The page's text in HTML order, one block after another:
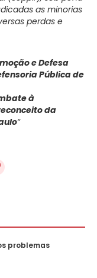
as minorias
perdas e
e Defesa
Pública de
à
da
“
problemas